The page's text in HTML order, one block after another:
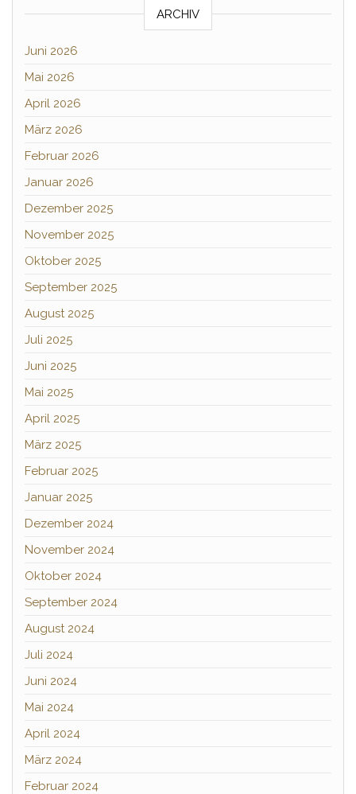
ARCHIV
Juni 2026
Mai 2026
April 2026
März 2026
Februar 2026
Januar 2026
Dezember 2025
November 2025
Oktober 2025
September 2025
August 2025
Juli 2025
Juni 2025
Mai 2025
April 2025
März 2025
Februar 2025
Januar 2025
Dezember 2024
November 2024
Oktober 2024
September 2024
August 2024
Juli 2024
Juni 2024
Mai 2024
April 2024
März 2024
Februar 2024